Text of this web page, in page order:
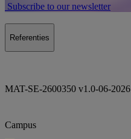
Subscribe to our newsletter
Referenties
MAT-SE-2600350 v1.0-06-2026
Campus